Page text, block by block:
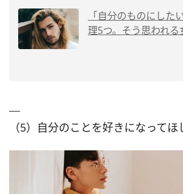
「自分のものにした
理5つ。そう思われる
（5）自分のことを好きになってほ